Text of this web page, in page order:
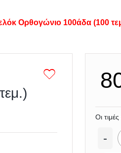
Ορθογώνιο 100άδα (100
Οι
-